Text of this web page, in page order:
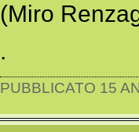
(Miro
.
PUBBLICATO 15